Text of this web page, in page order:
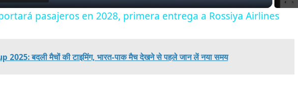
pasajeros en 2028, primera entrega a Rossiya Airlines
2025: बदली मैचों की टाइमिंग, भारत-पाक मैच देखने से पहले जान लें नया समय